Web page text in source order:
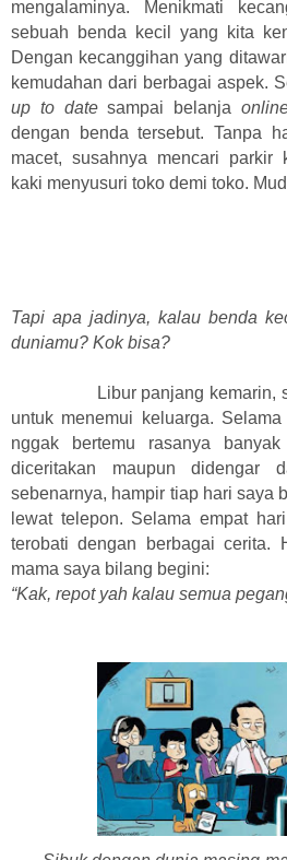
mengalaminya. Menikmati
sebuah benda kecil yang kita
Dengan kecanggihan yang
kemudahan dari berbagai aspek.
up to datesampai belanja
dengan benda tersebut. Tanpa
macet, susahnya mencari parkir
kaki menyusuri toko demi toko.
Tapi apa jadinya, kalau benda
duniamu? Kok bisa?
Libur panjang kemarin,
untuk menemui keluarga.
nggak bertemu rasanya
diceritakan maupun didengar
sebenarnya, hampir tiap hari saya
lewat telepon. Selama empat
terobati dengan berbagai cerita.
mama saya bilang begini:
“Kak, repot yah kalau semua